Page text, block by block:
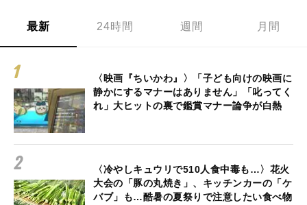
最新 24時間 週間 月間
〈映画『ちいかわ』〉「子ども向けの映画に
静かにするマナーはありません」「叱ってく
れ」大ヒットの裏で鑑賞マナー論争が白熱
〈冷やしキュウリで510人食中毒も…〉花火
大会の「豚の丸焼き」、キッチンカーの「ケ
バブ」も…酷暑の夏祭りで注意したい食べ物